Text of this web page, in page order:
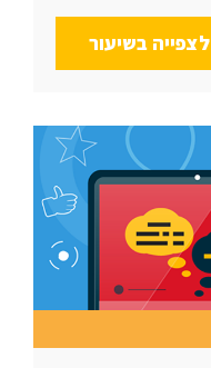
לצפייה בשיעור